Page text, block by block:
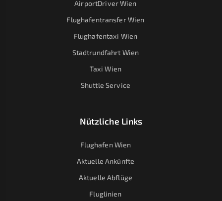
AirportDriver Wien
Flughafentransfer Wien
Flughafentaxi Wien
Stadtrundfahrt Wien
Taxi Wien
Shuttle Service
Nützliche Links
Flughafen Wien
Aktuelle Ankünfte
Aktuelle Abflüge
Fluglinien